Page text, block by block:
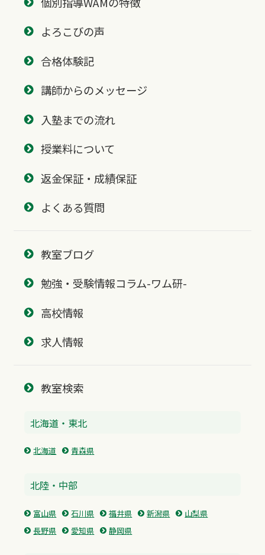
よろこびの声
合格体験記
講師からのメッセージ
入塾までの流れ
授業料について
返金保証・成績保証
よくある質問
教室ブログ
勉強・受験情報コラム-ワム研-
高校情報
求人情報
教室検索
北海道・東北
北海道 青森県
北陸・中部
富山県 石川県 福井県 新潟県
山梨県
長野県
愛知県 静岡県